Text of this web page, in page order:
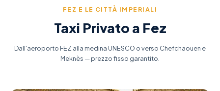
FEZ E LE CITTÀ IMPERIALI
Taxi Privato a Fez
Dall'aeroporto FEZ alla medina UNESCO o verso Chefchaouen e
Meknès — prezzo fisso garantito.